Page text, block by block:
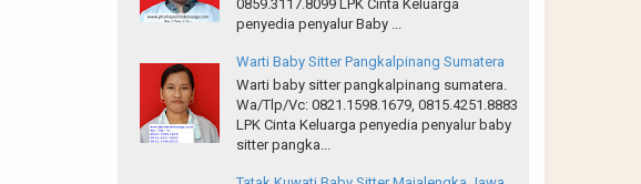
0859.3117.8099 LPK Cinta Keluarga
penyedia penyalur Baby ...
Warti Baby Sitter Pangkalpinang Sumatera
Warti baby sitter pangkalpinang sumatera.
Wa/Tlp/Vc: 0821.1598.1679, 0815.4251.8883
LPK Cinta Keluarga penyedia penyalur baby
sitter pangka...